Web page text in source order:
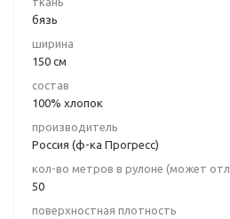
бязь
ширина
150 см
состав
100% хлопок
производитель
Россия (ф-ка Прогресс)
кол-во метров в рулоне (может
50
поверхностная плотность